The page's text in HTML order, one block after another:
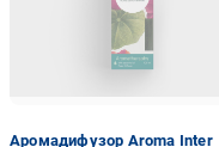
Аромадифузор Aroma Inter